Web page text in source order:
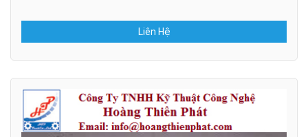
Liên Hệ